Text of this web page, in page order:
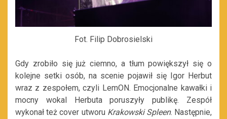
Fot. Filip Dobrosielski
Gdy zrobiło się już ciemno, a tłum powiększył się o
kolejne setki osób, na scenie pojawił się Igor Herbut
wraz z zespołem, czyli LemON. Emocjonalne kawałki i
mocny wokal Herbuta poruszyły publikę. Zespół
wykonał też cover utworu Krakowski Spleen. Następnie,